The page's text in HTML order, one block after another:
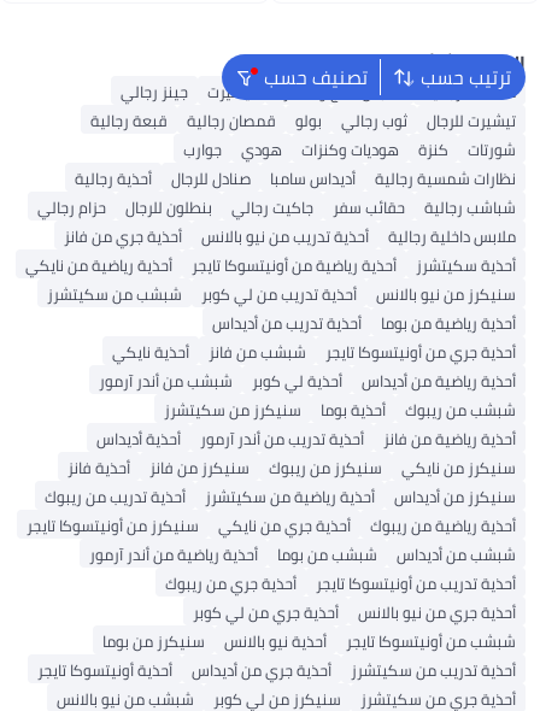
ترتيب حسب تصنيف حسب البحث الشائع
محفظة رجالية ملابس الحج والعمرة تيشيرت
جينز رجالي
تيشيرت للرجال
ثوب رجالي بولو قمصان رجالية
قبعة رجالية
شورتات
كنزة هوديات وكنزات هودي
جوارب
نظارات شمسية رجالية
أديداس سامبا صنادل للرجال
أحذية رجالية
شباشب رجالية
حقائب سفر جاكيت رجالي بنطلون للرجال
حزام رجالي
ملابس داخلية رجالية
أحذية تدريب من نيو بالانس
أحذية جري من فانز
أحذية سكيتشرز
أحذية رياضية من أونيتسوكا تايجر
أحذية رياضية من نايكي
سنيكرز من نيو بالانس
أحذية تدريب من لي كوبر
شبشب من سكيتشرز
أحذية رياضية من بوما
أحذية تدريب من أديداس
أحذية جري من أونيتسوكا تايجر
شبشب من فانز
أحذية نايكي
أحذية رياضية من أديداس
أحذية لي كوبر
شبشب من أندر آرمور
شبشب من ريبوك
أحذية بوما
سنيكرز من سكيتشرز
أحذية رياضية من فانز
أحذية تدريب من أندر آرمور
أحذية أديداس
سنيكرز من نايكي
سنيكرز من ريبوك سنيكرز من فانز
أحذية فانز
سنيكرز من أديداس
أحذية رياضية من سكيتشرز
أحذية تدريب من ريبوك
أحذية رياضية من ريبوك
أحذية جري من نايكي
سنيكرز من أونيتسوكا تايجر
شبشب من أديداس
شبشب من بوما
أحذية رياضية من أندر آرمور
أحذية تدريب من أونيتسوكا تايجر
أحذية جري من ريبوك
أحذية جري من نيو بالانس
أحذية جري من لي كوبر
شبشب من أونيتسوكا تايجر
أحذية نيو بالانس
سنيكرز من بوما
أحذية تدريب من سكيتشرز
أحذية جري من أديداس
أحذية أونيتسوكا تايجر
أحذية جري من سكيتشرز
سنيكرز من لي كوبر
شبشب من نيو بالانس